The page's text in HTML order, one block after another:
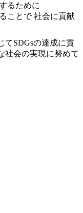
るために
ことで 社会に貢献
てSDGsの達成に貢
社会の実現に努めて